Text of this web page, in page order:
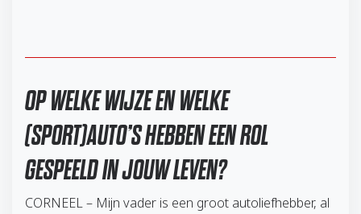
OP WELKE WIJZE EN WELKE
(SPORT)AUTO’S HEBBEN EEN ROL
GESPEELD IN JOUW LEVEN?
CORNEEL – Mijn vader is een groot autoliefhebber, al